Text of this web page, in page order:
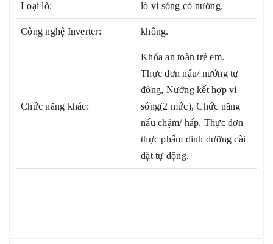
Loại lò: lò vi sóng có nướng.
Công nghệ Inverter: không.
Chức năng khác:
Khóa an toàn trẻ em.
Thực đơn nấu/ nướng tự
đông, Nướng kết hợp vi
sóng(2 mức), Chức năng
nấu chậm/ hấp. Thực đơn
thực phẩm dinh dưỡng cài
đặt tự động.